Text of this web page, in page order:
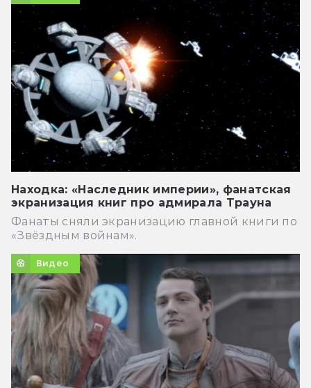
Находка: «Наследник империи», фанатская
экранизация книг про адмирала Трауна
Фанаты сняли экранизацию главной книги по
«Звёздным войнам».
Видео